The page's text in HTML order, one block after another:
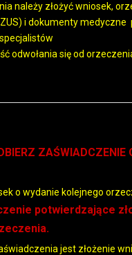
należy złożyć wniosek,
i dokumenty
odwołania się od
ZAŚWIADCZENIE
o wydanie kolejnego
potwierdzające
jest złożenie